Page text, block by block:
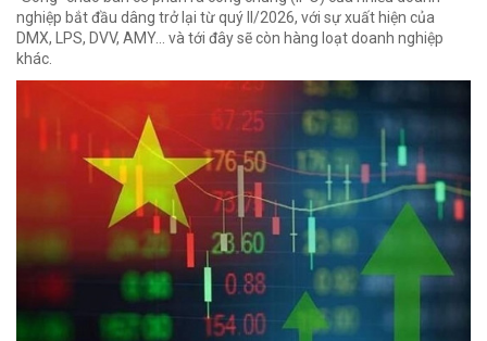
nghiệp bắt đầu dâng trở lại từ quý II/2026, với sự xuất hiện của
DMX, LPS, DVV, AMY... và tới đây sẽ còn hàng loạt doanh nghiệp
khác.